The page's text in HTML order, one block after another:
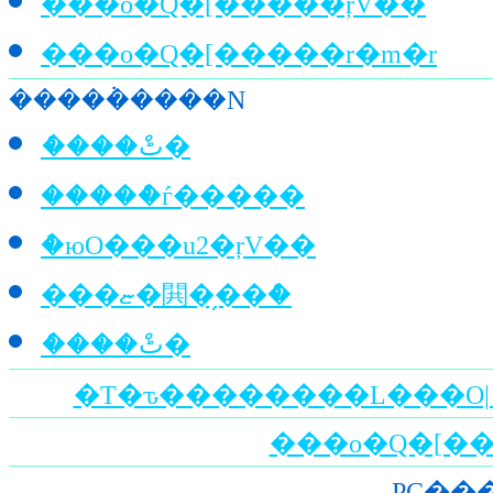
���o�Q�[�����r�m�r
�����݃����N
�ެ���ٹް�
�����ްѓ�����
�ްюO���u2�ŗV��
���ޏ�閧�̗��ް�
�ެ���ٹް�
�T�ԏ��������L���O|